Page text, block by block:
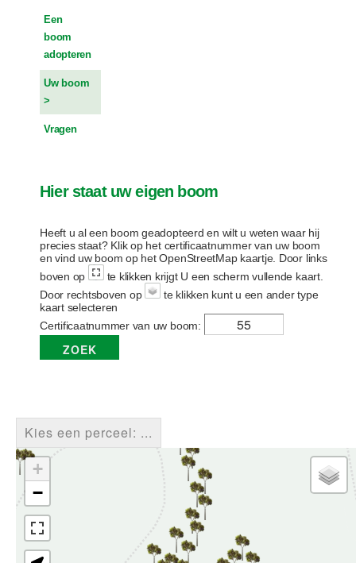
Een
boom
adopteren
Uw boom
Vragen
Hier staat uw eigen boom
Heeft u al een boom geadopteerd en wilt u weten waar hij
precies staat? Klik op het certificaatnummer van uw boom
en vind uw boom op het OpenStreetMap kaartje. Door links
boven op
te klikken krijgt U een scherm vullende kaart.
Door rechtsboven op
te klikken kunt u een ander type
kaart selecteren
Certificaatnummer van uw boom:
Kies een perceel: ...
+
−